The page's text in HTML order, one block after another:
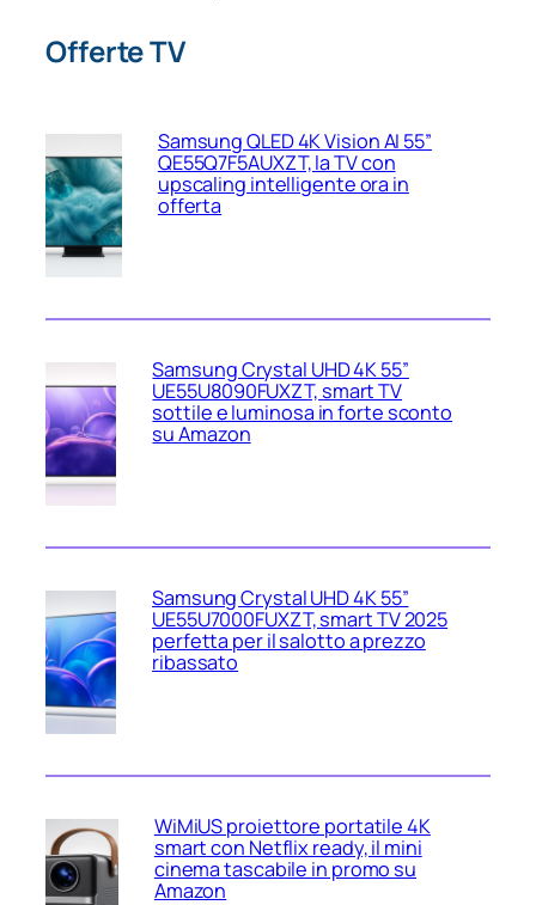
Offerte TV
Samsung QLED 4K Vision AI 55”
QE55Q7F5AUXZT, la TV con
upscaling intelligente ora in
offerta
Samsung Crystal UHD 4K 55”
UE55U8090FUXZT, smart TV
sottile e luminosa in forte sconto
su Amazon
Samsung Crystal UHD 4K 55”
UE55U7000FUXZT, smart TV 2025
perfetta per il salotto a prezzo
ribassato
WiMiUS proiettore portatile 4K
smart con Netflix ready, il mini
cinema tascabile in promo su
Amazon